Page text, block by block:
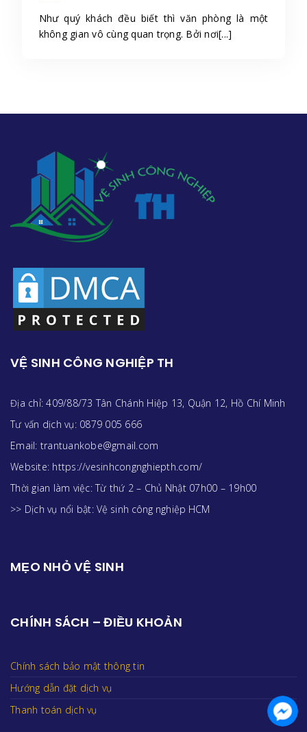
Như quý khách đều biết thì văn phòng là một
không gian vô cùng quan trọng. Bởi nơi[...]
VỆ SINH CÔNG NGHIỆP TH
Địa chỉ: 409/88/73 Tân Chánh Hiệp 13, Quận 12, Hồ Chí Minh
Tư vấn dịch vụ: 0879 005 666
Email: trantuankobe@gmail.com
Website: https://vesinhcongnghiepth.com/
Thời gian làm việc: Từ thứ 2 – Chủ Nhật 07h00 – 19h00
>> Dịch vụ nổi bật: Vệ sinh công nghiệp HCM
MẸO NHỎ VỆ SINH
CHÍNH SÁCH – ĐIỀU KHOẢN
Chính sách bảo mật thông tin
Hướng dẫn đặt dịch vụ
Thanh toán dịch vụ